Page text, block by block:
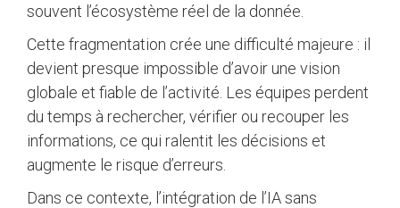
souvent l’écosystème réel de la donnée.
Cette fragmentation crée une difficulté majeure : il
devient presque impossible d’avoir une vision
globale et fiable de l’activité. Les équipes perdent
du temps à rechercher, vérifier ou recouper les
informations, ce qui ralentit les décisions et
augmente le risque d’erreurs.
Dans ce contexte, l’intégration de l’IA sans